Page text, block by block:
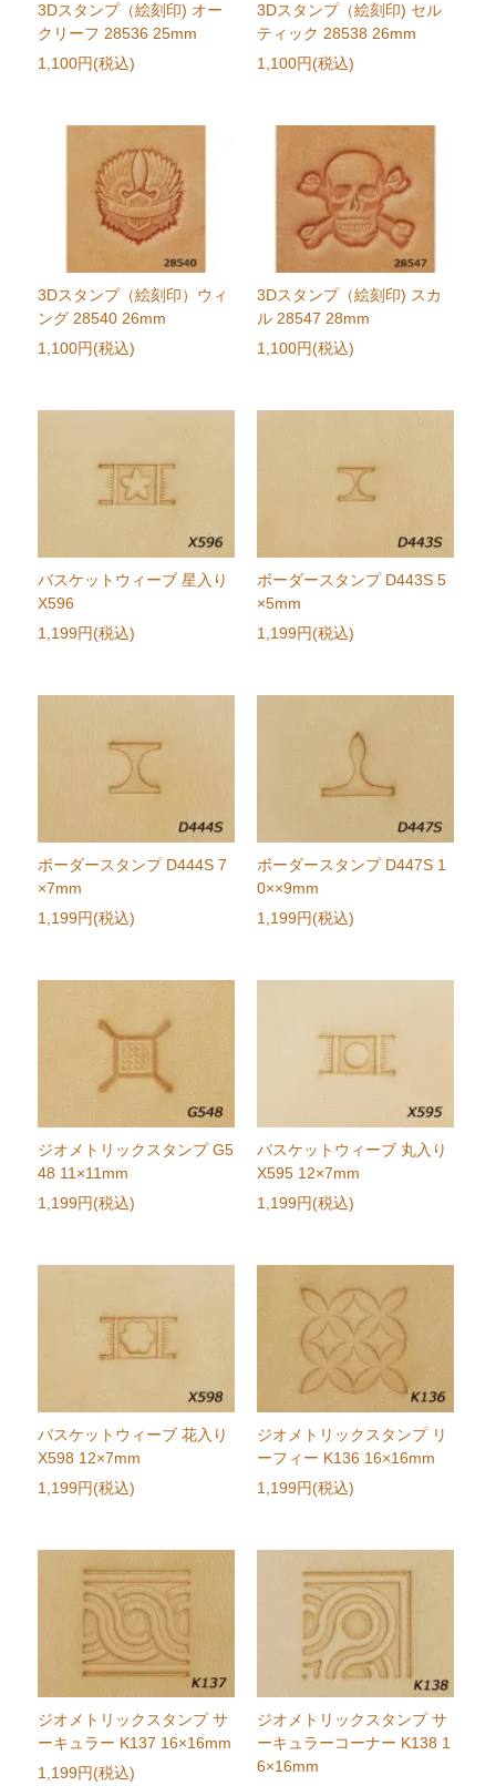
3Dスタンプ（絵刻印) オー
クリーフ 28536 25mm
1,100円(税込)
3Dスタンプ（絵刻印) セル
ティック 28538 26mm
1,100円(税込)
3Dスタンプ（絵刻印）ウィ
ング 28540 26mm
1,100円(税込)
3Dスタンプ（絵刻印) スカ
ル 28547 28mm
1,100円(税込)
バスケットウィーブ 星入り
X596
1,199円(税込)
ボーダースタンプ D443S 5
×5mm
1,199円(税込)
ボーダースタンプ D444S 7
×7mm
1,199円(税込)
ボーダースタンプ D447S 1
0××9mm
1,199円(税込)
ジオメトリックスタンプ G5
48 11×11mm
1,199円(税込)
バスケットウィーブ 丸入り
X595 12×7mm
1,199円(税込)
バスケットウィーブ 花入り
X598 12×7mm
1,199円(税込)
ジオメトリックスタンプ リ
ーフィー K136 16×16mm
1,199円(税込)
ジオメトリックスタンプ サ
ーキュラー K137 16×16mm
1,199円(税込)
ジオメトリックスタンプ サ
ーキュラーコーナー K138 1
6×16mm